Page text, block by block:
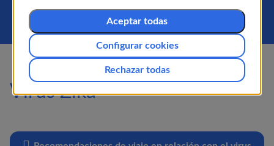
Virus Zika
Aceptar todas
Rechazar todas
Configurar cookies